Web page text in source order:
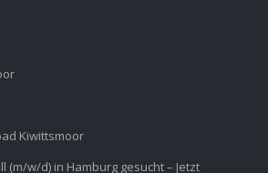
Kiwittsmoor
(m/w/d) in Hamburg gesucht – Jetzt